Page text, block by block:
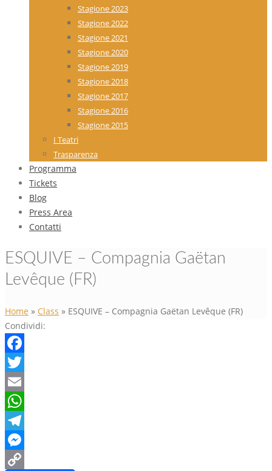
Stagione 2023
Stagione 2022
Stagione 2021
Stagione 2020
Stagione 2019
Stagione 2018
Stagione 2017
Stagione 2016
Stagione 2015
I Teatri
Trasparenza
Programma
Tickets
Blog
Press Area
Contatti
ESQUIVE – Compagnia Gaëtan
Levêque (FR)
Home » Class » ESQUIVE – Compagnia Gaëtan Levêque (FR)
Condividi:
Facebook
Twitter
Email
WhatsApp
Telegram
Messenger